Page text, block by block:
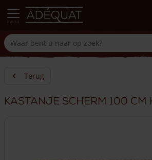
Terug
Kastanje scherm 100 cm